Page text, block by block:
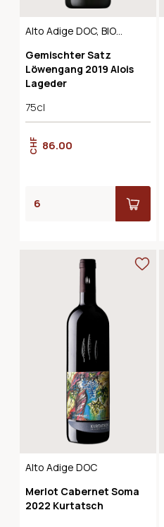
Alto Adige DOC, BIO-
Gemischter Satz
Löwengang 2019 Alois
Lageder
75cl
CHF 86.00
Alto Adige DOC
Merlot Cabernet Soma
2022 Kurtatsch